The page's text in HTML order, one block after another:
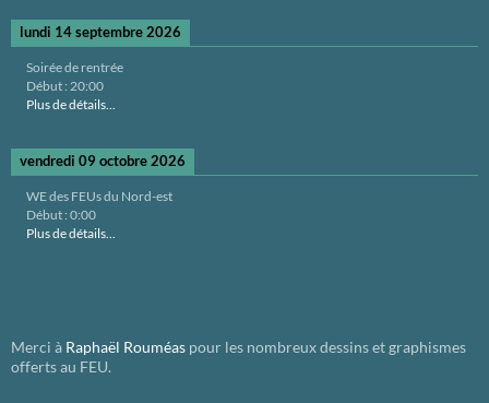
lundi 14 septembre 2026
Soirée de rentrée
Début : 20:00
Plus de détails...
vendredi 09 octobre 2026
WE des FEUs du Nord-est
Début : 0:00
Plus de détails...
Merci à Raphaël Rouméas pour les nombreux dessins et graphismes
offerts au FEU.